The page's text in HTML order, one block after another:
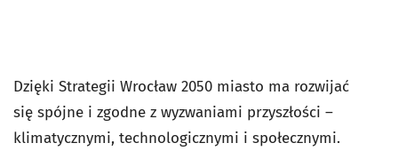
Dzięki Strategii Wrocław 2050 miasto ma rozwijać
się spójne i zgodne z wyzwaniami przyszłości –
klimatycznymi, technologicznymi i społecznymi.